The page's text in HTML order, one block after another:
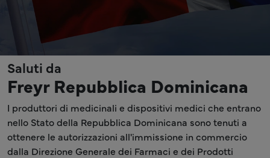
Saluti da
Freyr Repubblica Dominicana
I produttori di medicinali e dispositivi medici che entrano
nello Stato della Repubblica Dominicana sono tenuti a
ottenere le autorizzazioni all'immissione in commercio
dalla Direzione Generale dei Farmaci e dei Prodotti